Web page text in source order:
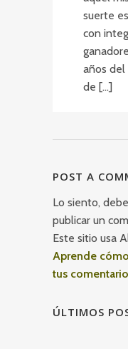
suerte
con
años del
de […]
POST A
Lo siento,
publicar un
Este sitio usa
Aprende
tus
ÚLTIMOS